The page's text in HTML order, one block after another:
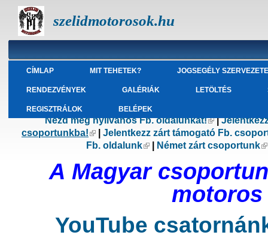
szelidmotorosok.hu
CÍMLAP MIT TEHETEK? JOGSEGÉLY
RENDEZVÉNYEK GALÉRIÁK LETÖLTÉS
REGISZTRÁLOK BELÉPEK
Nézd meg nyilvános Fb. oldalunkat!(külső
|
csoportunkba!(külső hivatkozás)
Jelentkezz zárt támogató Fb.
Fb. oldalunk(külső hivatkozás)
Német zárt csoportunk
A Magyar
YouTube